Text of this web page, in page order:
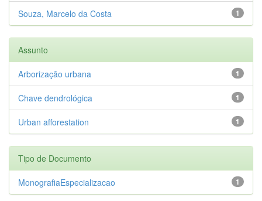
1
Souza, Marcelo da Costa
Assunto
1
Arborização urbana
1
Chave dendrológica
1
Urban afforestation
Tipo de Documento
1
MonografiaEspecializacao